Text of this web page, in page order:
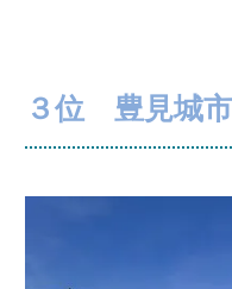
３位 豊見城市